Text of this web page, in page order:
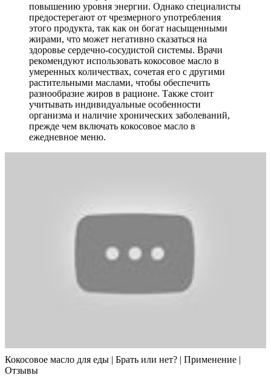
повышению уровня энергии. Однако специалисты
предостерегают от чрезмерного употребления
этого продукта, так как он богат насыщенными
жирами, что может негативно сказаться на
здоровье сердечно-сосудистой системы. Врачи
рекомендуют использовать кокосовое масло в
умеренных количествах, сочетая его с другими
растительными маслами, чтобы обеспечить
разнообразие жиров в рационе. Также стоит
учитывать индивидуальные особенности
организма и наличие хронических заболеваний,
прежде чем включать кокосовое масло в
ежедневное меню.
Кокосовое масло для еды | Брать или нет? | Применение |
Отзывы